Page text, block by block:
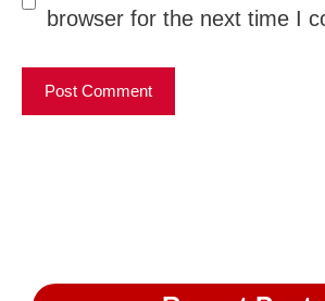
browser for the next time I